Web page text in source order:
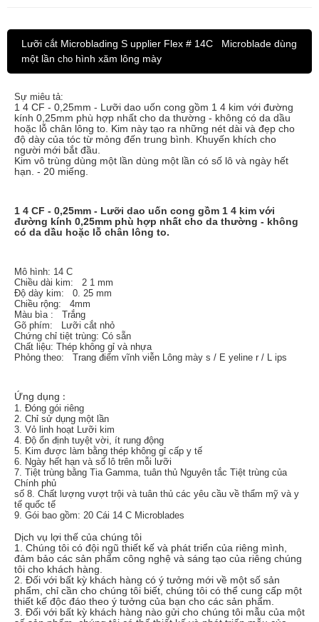
Lưỡi cắt Microblading S upplier Flex # 14C Microblade dùng
một lần cho hình xăm lông mày
Sự miêu tả:
1 4 CF - 0,25mm - Lưỡi dao uốn cong gồm 1 4 kim với đường
kính 0,25mm phù hợp nhất cho da thường - không có da dầu
hoặc lỗ chân lông to. Kim này tạo ra những nét dài và đẹp cho
độ dày của tóc từ mỏng đến trung bình. Khuyến khích cho
người mới bắt đầu.
Kim vô trùng dùng một lần dùng một lần có số lô và ngày hết
hạn. - 20 miếng.
1 4 CF - 0,25mm - Lưỡi dao uốn cong gồm 1 4 kim với
đường kính 0,25mm phù hợp nhất cho da thường - không
có da dầu hoặc lỗ chân lông to.
Mô hình: 14 C
Chiều dài kim:
2 1 mm
Độ dày kim:
0. 25 mm
Chiều rộng:
4mm
Màu bìa :
Trắng
Gõ phím:
Lưỡi cắt nhỏ
Chứng chỉ tiệt trùng: Có sẵn
Chất liệu: Thép không gỉ và nhựa
Phỏng theo:
Trang điểm vĩnh viễn Lông mày s / E yeline r / L ips
Ứng dụng :
1. Đóng gói riêng
2. Chỉ sử dụng một lần
3. Vỏ linh hoạt Lưỡi kim
4. Độ ổn định tuyệt vời, ít rung động
5. Kim được làm bằng thép không gỉ cấp y tế
6. Ngày hết hạn và số lô trên mỗi lưỡi
7. Tiệt trùng bằng Tia Gamma, tuân thủ Nguyên tắc Tiệt trùng của
Chính phủ
số 8. Chất lượng vượt trội và tuân thủ các yêu cầu về thẩm mỹ và y
tế quốc tế
9. Gói bao gồm: 20 Cái 14 C Microblades
Dịch vụ lợi thế của chúng tôi
1. Chúng tôi có đội ngũ thiết kế và phát triển của riêng mình,
đảm bảo các sản phẩm công nghệ và sáng tạo của riêng chúng
tôi cho khách hàng.
2. Đối với bất kỳ khách hàng có ý tưởng mới về một số sản
phẩm, chỉ cần cho chúng tôi biết, chúng tôi có thể cung cấp một
thiết kế độc đáo theo ý tưởng của bạn cho các sản phẩm.
3. Đối với bất kỳ khách hàng nào gửi cho chúng tôi mẫu của một